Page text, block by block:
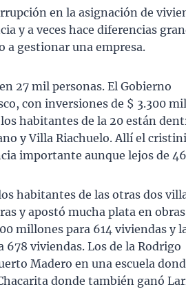
en la asignación de
y a veces hace diferencias
a gestionar una empresa.
27 mil personas. El Gobierno
con inversiones de $ 3.300
habitantes de la 20 están
y Villa Riachuelo. Allí el
importante aunque lejos de
habitantes de las otras dos
y apostó mucha plata en
millones para 614 viviendas y
678 viviendas. Los de la Rodrigo
Madero en una escuela
donde también ganó